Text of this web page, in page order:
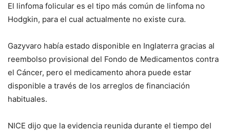
El linfoma folicular es el tipo más común de linfoma no
Hodgkin, para el cual actualmente no existe cura.
Gazyvaro había estado disponible en Inglaterra gracias al
reembolso provisional del Fondo de Medicamentos contra
el Cáncer, pero el medicamento ahora puede estar
disponible a través de los arreglos de financiación
habituales.
NICE dijo que la evidencia reunida durante el tiempo del